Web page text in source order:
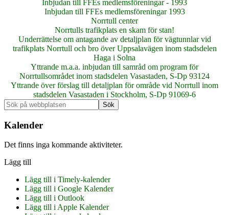
Inbjudan till FFEs medlemsföreningar - 1993
Inbjudan till FFEs medlemsföreningar 1993
Norrtull center
Norrtulls trafikplats en skam för stan!
Underrättelse om antagande av detaljplan för vägtunnlar vid
trafikplats Norrtull och bro över Uppsalavägen inom stadsdelen
Haga i Solna
Yttrande m.a.a. inbjudan till samråd om program för
Norrtullsområdet inom stadsdelen Vasastaden, S-Dp 93124
Yttrande över förslag till detaljplan för område vid Norrtull inom
stadsdelen Vasastaden i Stockholm, S-Dp 91069-6
Primärt
sidofält
Sök
på
webbplatsen
Kalender
Det finns inga kommande aktiviteter.
Lägg till
Lägg till i Timely-kalender
Lägg till i Google Kalender
Lägg till i Outlook
Lägg till i Apple Kalender